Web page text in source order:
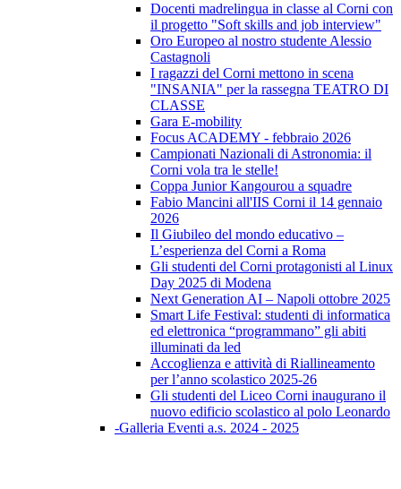
Docenti madrelingua in classe al Corni con
il progetto "Soft skills and job interview"
Oro Europeo al nostro studente Alessio
Castagnoli
I ragazzi del Corni mettono in scena
"INSANIA" per la rassegna TEATRO DI
CLASSE
Gara E-mobility
Focus ACADEMY - febbraio 2026
Campionati Nazionali di Astronomia: il
Corni vola tra le stelle!
Coppa Junior Kangourou a squadre
Fabio Mancini all'IIS Corni il 14 gennaio
2026
Il Giubileo del mondo educativo –
L’esperienza del Corni a Roma
Gli studenti del Corni protagonisti al Linux
Day 2025 di Modena
Next Generation AI – Napoli ottobre 2025
Smart Life Festival: studenti di informatica
ed elettronica “programmano” gli abiti
illuminati da led
Accoglienza e attività di Riallineamento
per l’anno scolastico 2025-26
Gli studenti del Liceo Corni inaugurano il
nuovo edificio scolastico al polo Leonardo
-Galleria Eventi a.s. 2024 - 2025